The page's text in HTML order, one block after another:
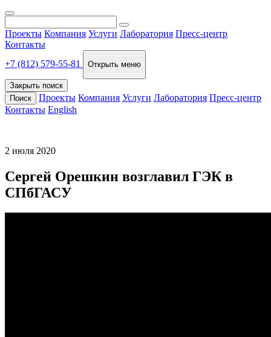
Проекты Компания Услуги Лаборатория Пресс-центр
Контакты
+7 (812) 579-55-81
Открыть меню
Закрыть поиск
Поиск
Проекты Компания Услуги Лаборатория Пресс-центр
Контакты English
2 июля 2020
Сергей Орешкин возглавил ГЭК в
СПбГАСУ